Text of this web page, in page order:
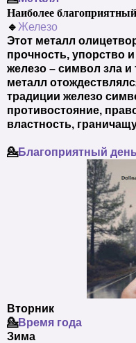
Наиболее
🔹 Железо
Этот металл
прочность, упорство
железо – символ зла
металл
традиции железо
противостояние,
властность,
💁Благоприятный день
Вторник
💁Время года
Зима